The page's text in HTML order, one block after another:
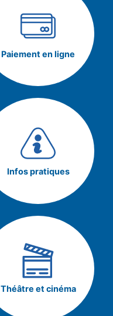
Paiement en ligne
Infos pratiques
Théâtre et cinéma